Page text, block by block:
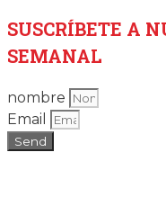
SUSCRÍBETE A
SEMANAL
nombre
Email
Send